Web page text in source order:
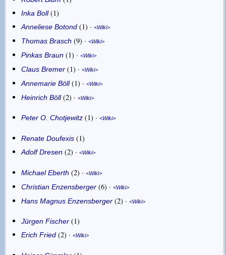
Inka Boll 1
Anneliese Botond 1 · Wiki
Thomas Brasch 9 · Wiki
Pinkas Braun 1 · Wiki
Claus Bremer 1 · Wiki
Annemarie Böll 1 · Wiki
Heinrich Böll 2 · Wiki
Peter O. Chotjewitz 1 · Wiki
Renate Doufexis 1
Adolf Dresen 2 · Wiki
Michael Eberth 2 · Wiki
Christian Enzensberger 6 · Wiki
Hans Magnus Enzensberger 2 · Wiki
Jürgen Fischer 1
Erich Fried 2 · Wiki